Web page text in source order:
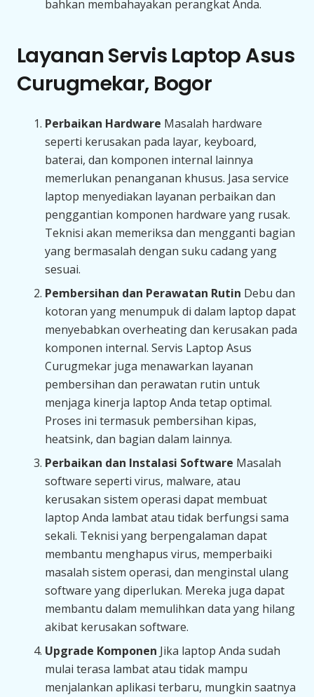
bahkan membahayakan perangkat Anda.
Layanan Servis Laptop Asus
Curugmekar, Bogor
Perbaikan Hardware Masalah hardware
seperti kerusakan pada layar, keyboard,
baterai, dan komponen internal lainnya
memerlukan penanganan khusus. Jasa service
laptop menyediakan layanan perbaikan dan
penggantian komponen hardware yang rusak.
Teknisi akan memeriksa dan mengganti bagian
yang bermasalah dengan suku cadang yang
sesuai.
Pembersihan dan Perawatan Rutin Debu dan
kotoran yang menumpuk di dalam laptop dapat
menyebabkan overheating dan kerusakan pada
komponen internal. Servis Laptop Asus
Curugmekar juga menawarkan layanan
pembersihan dan perawatan rutin untuk
menjaga kinerja laptop Anda tetap optimal.
Proses ini termasuk pembersihan kipas,
heatsink, dan bagian dalam lainnya.
Perbaikan dan Instalasi Software Masalah
software seperti virus, malware, atau
kerusakan sistem operasi dapat membuat
laptop Anda lambat atau tidak berfungsi sama
sekali. Teknisi yang berpengalaman dapat
membantu menghapus virus, memperbaiki
masalah sistem operasi, dan menginstal ulang
software yang diperlukan. Mereka juga dapat
membantu dalam memulihkan data yang hilang
akibat kerusakan software.
Upgrade Komponen Jika laptop Anda sudah
mulai terasa lambat atau tidak mampu
menjalankan aplikasi terbaru, mungkin saatnya